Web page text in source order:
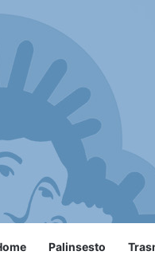
Palinsesto